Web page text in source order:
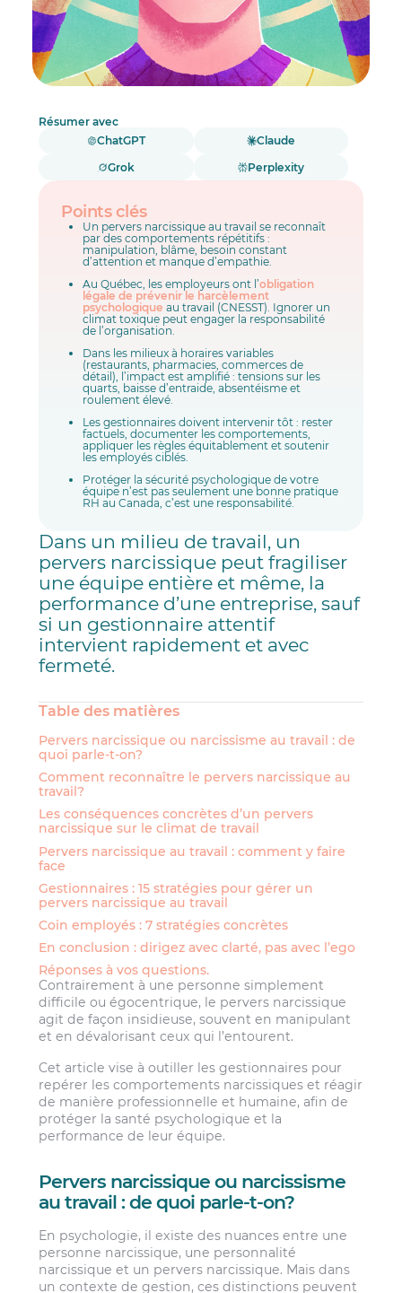
Résumer avec
ChatGPT
Claude
Grok
Perplexity
Points clés
Un pervers narcissique au travail se reconnaît
par des comportements répétitifs :
manipulation, blâme, besoin constant
d’attention et manque d’empathie.
Au Québec, les employeurs ont l’obligation
légale de prévenir le harcèlement
psychologique au travail (CNESST). Ignorer un
climat toxique peut engager la responsabilité
de l’organisation.
Dans les milieux à horaires variables
(restaurants, pharmacies, commerces de
détail), l’impact est amplifié : tensions sur les
quarts, baisse d’entraide, absentéisme et
roulement élevé.
Les gestionnaires doivent intervenir tôt : rester
factuels, documenter les comportements,
appliquer les règles équitablement et soutenir
les employés ciblés.
Protéger la sécurité psychologique de votre
équipe n’est pas seulement une bonne pratique
RH au Canada, c’est une responsabilité.
Dans un milieu de travail, un
pervers narcissique peut fragiliser
une équipe entière et même, la
performance d’une entreprise, sauf
si un gestionnaire attentif
intervient rapidement et avec
fermeté.
Table des matières
Pervers narcissique ou narcissisme au travail : de
quoi parle-t-on?
Comment reconnaître le pervers narcissique au
travail?
Les conséquences concrètes d’un pervers
narcissique sur le climat de travail
Pervers narcissique au travail : comment y faire
face
Gestionnaires : 15 stratégies pour gérer un
pervers narcissique au travail
Coin employés : 7 stratégies concrètes
En conclusion : dirigez avec clarté, pas avec l’ego
Réponses à vos questions.
Contrairement à une personne simplement
difficile ou égocentrique, le pervers narcissique
agit de façon insidieuse, souvent en manipulant
et en dévalorisant ceux qui l’entourent.
Cet article vise à outiller les gestionnaires pour
repérer les comportements narcissiques et réagir
de manière professionnelle et humaine, afin de
protéger la santé psychologique et la
performance de leur équipe.
Pervers narcissique ou narcissisme
au travail : de quoi parle-t-on?
En psychologie, il existe des nuances entre une
personne narcissique, une personnalité
narcissique et un pervers narcissique. Mais dans
un contexte de gestion, ces distinctions peuvent